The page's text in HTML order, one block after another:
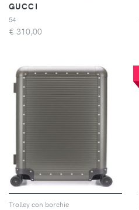
GUCCI
54
€ 310,00
Trolley con borchie